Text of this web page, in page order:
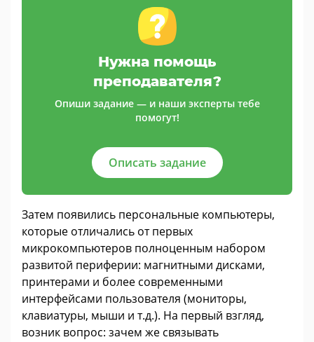
Нужна помощь
преподавателя?
Опиши задание — и наши эксперты тебе
помогут!
Описать задание
Затем появились персональные компьютеры,
которые отличались от первых
микрокомпьютеров полноценным набором
развитой периферии: магнитными дисками,
принтерами и более современными
интерфейсами пользователя (мониторы,
клавиатуры, мыши и т.д.). На первый взгляд,
возник вопрос: зачем же связывать